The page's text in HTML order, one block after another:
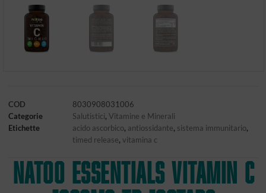
COD
8030908031006
Categorie
Salutistici,Vitamine e Minerali
Etichette
acido ascorbico, antiossidante, sistema immunitario,
timed release,vitamina c
NATOO Essentials Vitamin C